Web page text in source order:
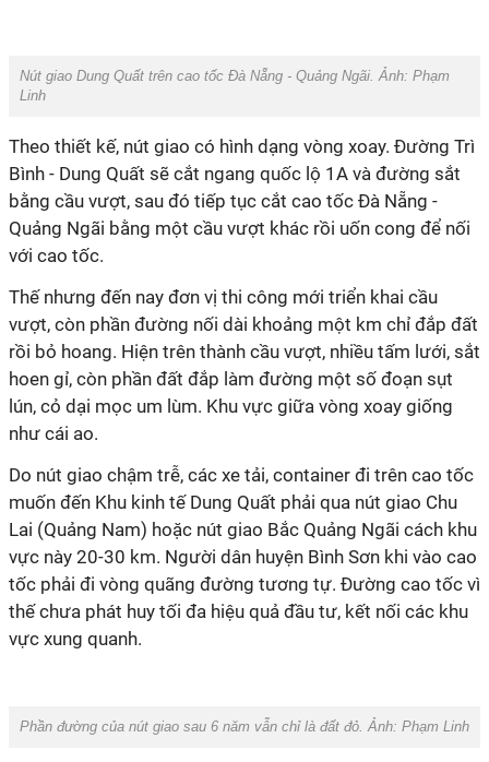
Nút giao Dung Quất trên cao tốc Đà Nẵng - Quảng Ngãi. Ảnh: Phạm
Linh
Theo thiết kế, nút giao có hình dạng vòng xoay. Đường Trì
Bình - Dung Quất sẽ cắt ngang quốc lộ 1A và đường sắt
bằng cầu vượt, sau đó tiếp tục cắt cao tốc Đà Nẵng -
Quảng Ngãi bằng một cầu vượt khác rồi uốn cong để nối
với cao tốc.
Thế nhưng đến nay đơn vị thi công mới triển khai cầu
vượt, còn phần đường nối dài khoảng một km chỉ đắp đất
rồi bỏ hoang. Hiện trên thành cầu vượt, nhiều tấm lưới, sắt
hoen gỉ, còn phần đất đắp làm đường một số đoạn sụt
lún, cỏ dại mọc um lùm. Khu vực giữa vòng xoay giống
như cái ao.
Do nút giao chậm trễ, các xe tải, container đi trên cao tốc
muốn đến Khu kinh tế Dung Quất phải qua nút giao Chu
Lai (Quảng Nam) hoặc nút giao Bắc Quảng Ngãi cách khu
vực này 20-30 km. Người dân huyện Bình Sơn khi vào cao
tốc phải đi vòng quãng đường tương tự. Đường cao tốc vì
thế chưa phát huy tối đa hiệu quả đầu tư, kết nối các khu
vực xung quanh.
Phần đường của nút giao sau 6 năm vẫn chỉ là đất đỏ. Ảnh: Phạm Linh